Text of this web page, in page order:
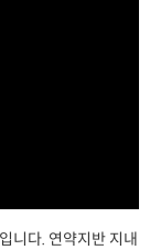
니다. 연약지반 지내